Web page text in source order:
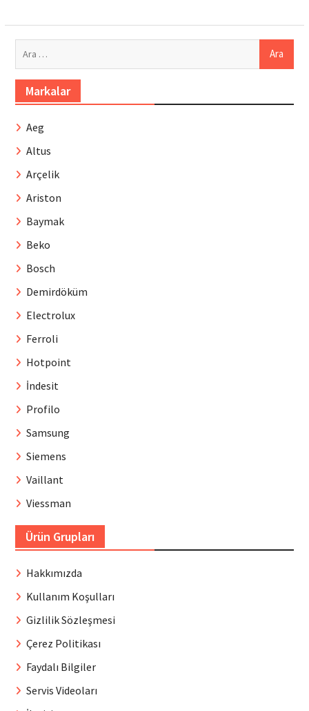
Markalar
Aeg
Altus
Arçelik
Ariston
Baymak
Beko
Bosch
Demirdöküm
Electrolux
Ferroli
Hotpoint
İndesit
Profilo
Samsung
Siemens
Vaillant
Viessman
Ürün Grupları
Hakkımızda
Kullanım Koşulları
Gizlilik Sözleşmesi
Çerez Politikası
Faydalı Bilgiler
Servis Videoları